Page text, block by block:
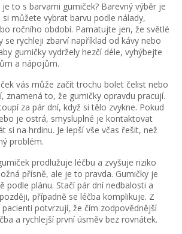
to s barvami gumiček? Barevný výběr je
si můžete vybrat barvu podle nálady,
ročního období. Pamatujte jen, že světlé
se rychleji zbarví například od kávy nebo
gumičky vydržely hezčí déle, vyhýbejte
a nápojům.
vás může začít trochu bolet čelist nebo
znamená to, že gumičky opravdu pracují.
za pár dní, když si tělo zvykne. Pokud
je ostrá, smysluplné je kontaktovat
si na hrdinu. Je lepší vše včas řešit, než
problém.
prodlužuje léčbu a zvyšuje riziko
přísně, ale je to pravda. Gumičky je
podle plánu. Stačí pár dní nedbalosti a
případně se léčba komplikuje. Z
potvrzují, že čím zodpovědnější
a rychlejší první úsměv bez rovnátek.